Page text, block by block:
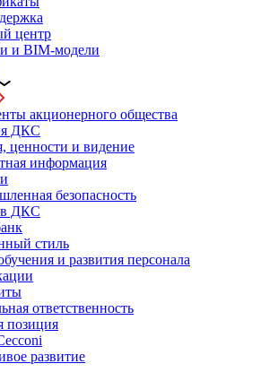
центр
и BIM-модели
акционерного общества
ДКС
ценности и видение
информация
безопасность
в ДКС
стиль
и развития персонала
ответственность
позиция
развитие